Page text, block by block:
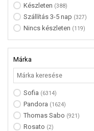
Készleten (388)
Szállítás 3-5 nap (327)
Nincs készleten (119)
Márka
Sofia (6314)
Pandora (1624)
Thomas Sabo (921)
Rosato (2)